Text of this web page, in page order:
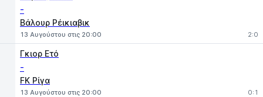
-
Βάλουρ Ρέικιαβικ
13 Αυγούστου στις 20:00 2:0
Γκιορ Ετό
-
FK Ρίγα
13 Αυγούστου στις 20:00 0:1